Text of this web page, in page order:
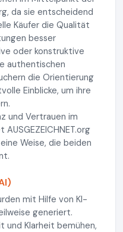
da sie entscheidend
Käufer die Qualität
besser
oder konstruktive
authentischen
die Orientierung
Einblicke, um ihre
und Vertrauen im
Weise, die beiden
mit Hilfe von KI-
generiert.
und Klarheit bemühen,